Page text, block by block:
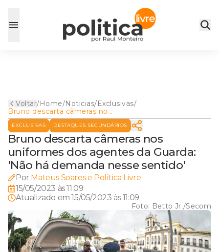
Voltar/Home/Noticias/Exclusivas/
Bruno descarta câmeras nos
uniformes dos agentes da
Guarda: 'Não há demanda
nesse sentido'
EXCLUSIVAS DESTAQUES SECUNDÁRIOS
Bruno descarta câmeras nos
uniformes dos agentes da Guarda:
'Não há demanda nesse sentido'
Por Mateus Soares e Política Livre
15/05/2023 às 11:09
Atualizado em15/05/2023 às 11:09
Foto: Betto Jr./Secom